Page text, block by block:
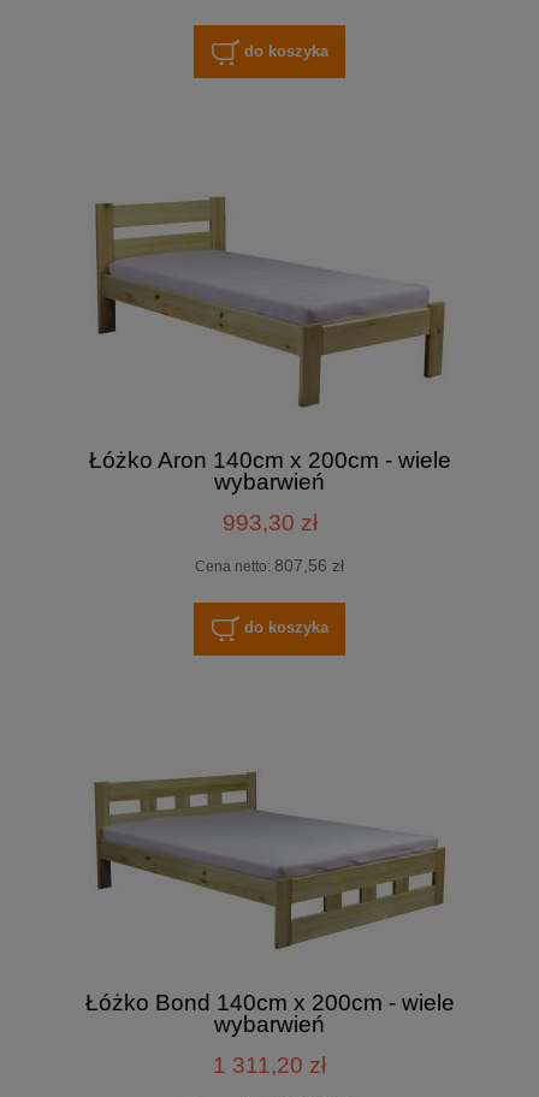
do koszyka
Łóżko Aron 140cm x 200cm - wiele
wybarwień
993,30 zł
Cena netto: 807,56 zł
do koszyka
Łóżko Bond 140cm x 200cm - wiele
wybarwień
1 311,20 zł